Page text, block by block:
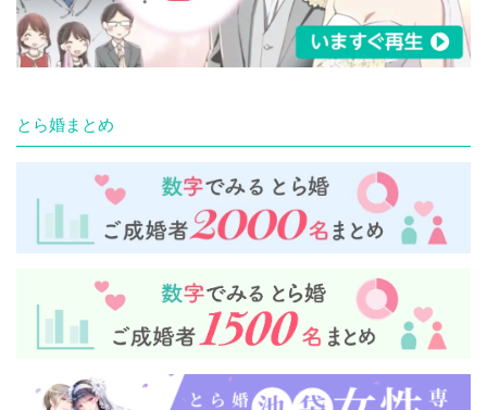
とら婚まとめ